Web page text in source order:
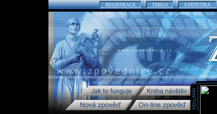
REGISTRACE TABLO STATISTIKA